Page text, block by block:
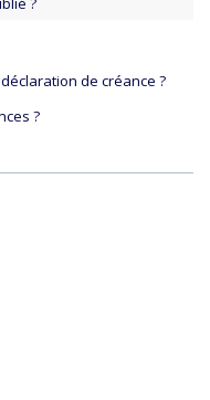
de créance ?
?